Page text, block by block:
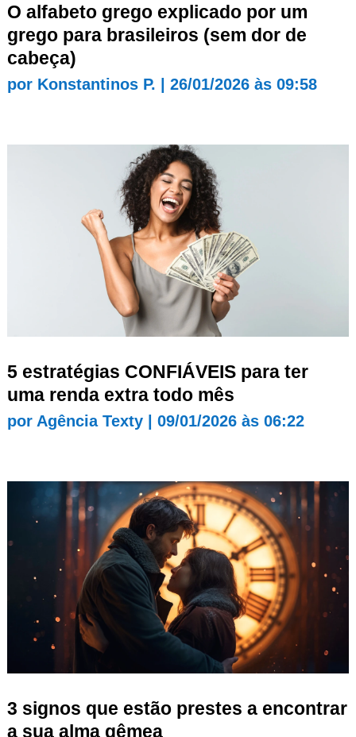
O alfabeto grego explicado por um
grego para brasileiros (sem dor de
cabeça)
por Konstantinos P. 26/01/2026 às 09:58
5 estratégias CONFIÁVEIS para ter
uma renda extra todo mês
por Agência Texty| 09/01/2026 às 06:22
3 signos que estão prestes a encontrar
a sua alma gêmea